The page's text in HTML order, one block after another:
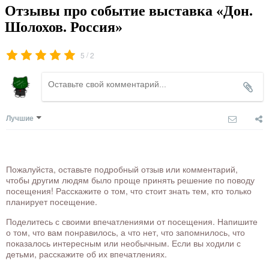
Отзывы про событие выставка «Дон.
Шолохов. Россия»
5 /2
Лучшие
Пожалуйста, оставьте подробный отзыв или комментарий,
чтобы другим людям было проще принять решение по поводу
посещения! Расскажите о том, что стоит знать тем, кто только
планирует посещение.
Поделитесь с своими впечатлениями от посещения. Напишите
о том, что вам понравилось, а что нет, что запомнилось, что
показалось интересным или необычным. Если вы ходили с
детьми, расскажите об их впечатлениях.